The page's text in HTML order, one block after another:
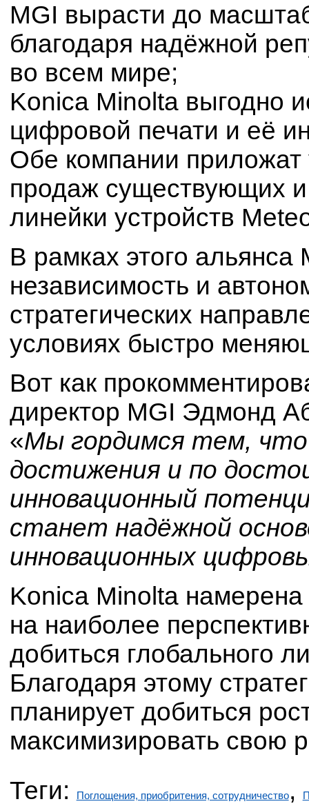
MGI вырасти до
благодаря надёжной
во всем мире;
Konica Minolta выгодно
цифровой печати и её
Обе компании
продаж существующих
линейки устройств
В рамках этого альянса
независимость и
стратегических
условиях быстро
Вот как
директор MGI Эдмонд
«Мы гордимся тем, что
достижения и по
инновационный
станет надёжной
инновационных
Konica Minolta намерена
на наиболее
добиться глобального
Благодаря этому
планирует добиться
максимизировать свою
Теги:
Поглощения, приобритения, сотрудничество,